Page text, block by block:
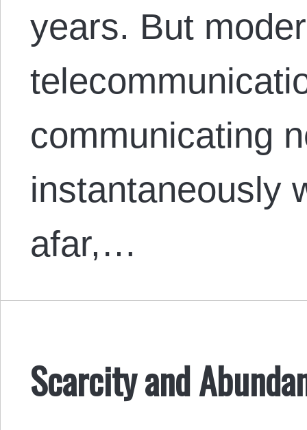
years. But
communicating
instantaneously
afar,…
Scarcity and